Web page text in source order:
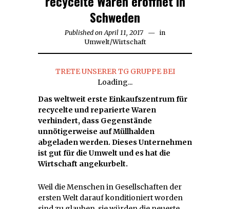
Schweden
Published on April 11, 2017
in
Umwelt/Wirtschaft
TRETE UNSERER TG GRUPPE BEI
Loading...
Das weltweit erste Einkaufszentrum für
recycelte und reparierte Waren
verhindert, dass Gegenstände
unnötigerweise auf Müllhalden
abgeladen werden. Dieses Unternehmen
ist gut für die Umwelt und es hat die
Wirtschaft angekurbelt.
Weil die Menschen in Gesellschaften der
ersten Welt darauf konditioniert worden